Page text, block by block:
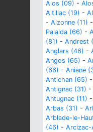
Alos (09) -
Altillac (19) -
- Alzonne (11) -
Palalda (66) -
(81) - Andrest
Anglars (46) -
Angos (65) -
(66) - Aniane
Antichan (65) -
Antignac (31) -
Antugnac (11) -
Arbas (31) -
Arblade-le-
(46) - Arcizac-